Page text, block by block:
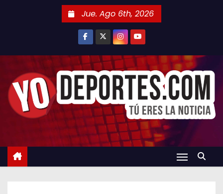
n
Jue. Ago 6th, 2026